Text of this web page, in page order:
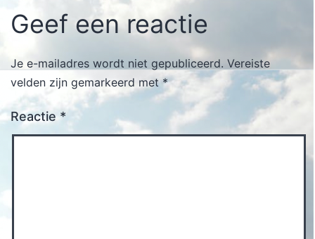
Geef een reactie
Je e-mailadres wordt niet gepubliceerd. Vereiste
velden zijn gemarkeerd met*
Reactie *